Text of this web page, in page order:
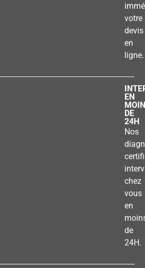
votre
devis
en
ligne.
EN
DE
24H
Nos
chez
vous
en
de
24H.